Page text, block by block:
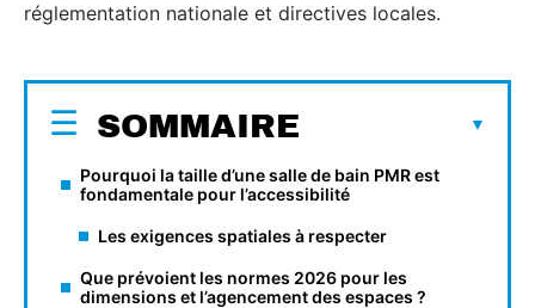
réglementation nationale et directives locales.
SOMMAIRE
Pourquoi la taille d’une salle de bain PMR est
fondamentale pour l’accessibilité
Les exigences spatiales à respecter
Que prévoient les normes 2026 pour les
dimensions et l’agencement des espaces ?